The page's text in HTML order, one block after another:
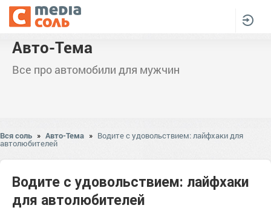
Авто-Тема
Все про автомобили для мужчин
Вся соль » Авто-Тема » Водите с удовольствием: лайфхаки для
автолюбителей
Водите с удовольствием: лайфхаки
для автолюбителей